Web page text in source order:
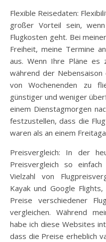
Flexible Reisedaten:
großer Vorteil sein,
Flugkosten geht. Bei
Freiheit, meine Termine
aus. Wenn Ihre Pläne es
während der
von Wochenenden zu
günstiger und weniger
einem Dienstagmorgen
festzustellen, dass die
waren als an einem
Preisvergleich: In der
Preisvergleich so
Vielzahl von
Kayak und Google
Preise verschiedener
vergleichen. Während
habe ich diese Websites
dass die Preise erheblich